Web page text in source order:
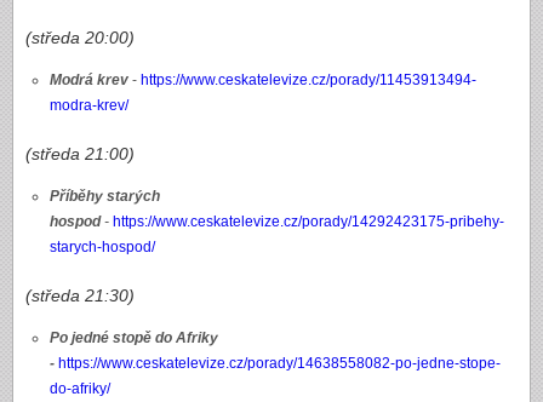
(středa 20:00)
Modrá krev - https://www.ceskatelevize.cz/porady/11453913494-
modra-krev/
(středa 21:00)
Příběhy starých
hospod- https://www.ceskatelevize.cz/porady/14292423175-pribehy-
starych-hospod/
(středa 21:30)
Po jedné stopě do Afriky
- https://www.ceskatelevize.cz/porady/14638558082-po-jedne-stope-
do-afriky/